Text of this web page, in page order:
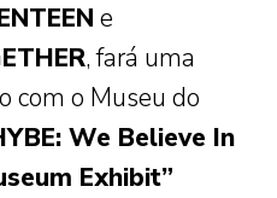
e
, fará uma
com o Museu do
We Believe In
Exhibit”